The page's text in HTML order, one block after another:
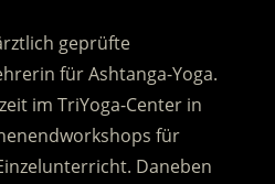
geprüfte
für Ashtanga-Yoga.
im TriYoga-Center in
für
Daneben